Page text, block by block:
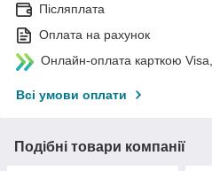
Післяплата
Оплата на рахунок
Онлайн-оплата карткою
Всі умови оплати
Подібні товари компанії